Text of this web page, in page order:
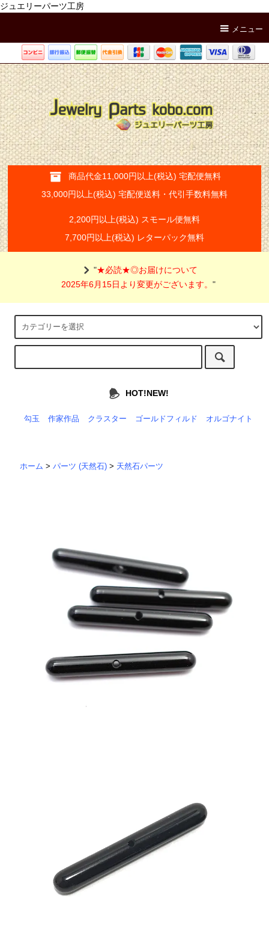
ジュエリーパーツ工房
メニュー
商品代金11,000円以上(税込) 宅配便無料
33,000円以上(税込) 宅配便送料・代引手数料無料
2,200円以上(税込) スモール便無料
7,700円以上(税込) レターパック無料
"★必読★◎お届けについて
2025年6月15日より変更がございます。"
HOT!NEW!
勾玉 作家作品 クラスター ゴールドフィルド オルゴナイト
ホーム >パーツ (天然石) > 天然石パーツ